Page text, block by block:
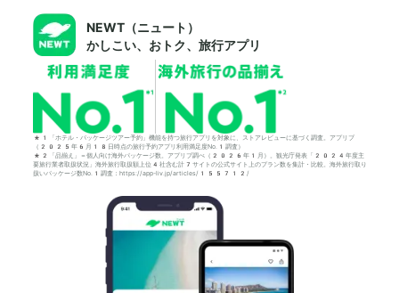
NEWT（ニュート）
かしこい、おトク、旅行アプリ
*1「ホテル・パッケージツアー予約」機能を持つ旅行アプリを対象に、ストアレビューに基づく調査。アプリブ
（2025年6月18日時点の旅行予約アプリ利用満足度No.1調査）
*2「品揃え」＝個人向け海外パッケージ数。アプリブ調べ（2026年1月）。観光庁発表「2024年度主
要旅行業者取扱状況」海外旅行取扱額上位4社含む計7サイトの公式サイト上のプラン数を集計・比較。海外旅行取り
扱いパッケージ数No.1調査：https://app-liv.jp/articles/155712/